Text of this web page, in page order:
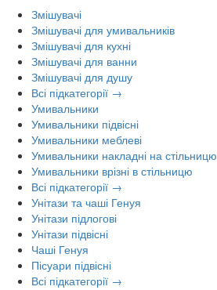
Змішувачі
Змішувачі для умивальників
Змішувачі для кухні
Змішувачі для ванни
Змішувачі для душу
Всі підкатегорії →
Умивальники
Умивальники підвісні
Умивальники меблеві
Умивальники накладні на стільницю
Умивальники врізні в стільницю
Всі підкатегорії →
Унітази та чаші Генуя
Унітази підлогові
Унітази підвісні
Чаші Генуя
Пісуари підвісні
Всі підкатегорії →